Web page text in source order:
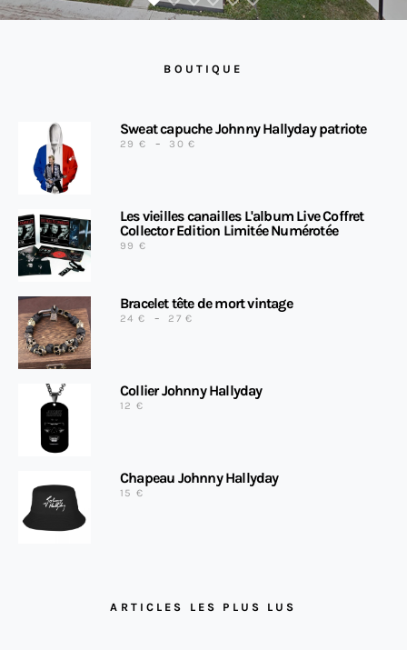
BOUTIQUE
Sweat capuche Johnny Hallyday patriote
29€ – 30€
Les vieilles canailles L'album Live Coffret
Collector Edition Limitée Numérotée
99€
Bracelet tête de mort vintage
24€ – 27€
Collier Johnny Hallyday
12€
Chapeau Johnny Hallyday
15€
ARTICLES LES PLUS LUS